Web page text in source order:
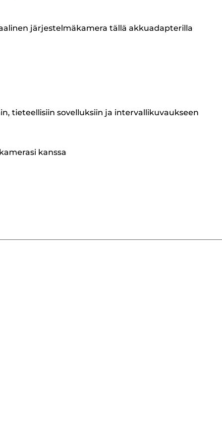
järjestelmäkamera tällä akkuadapterilla
tieteellisiin sovelluksiin ja intervallikuvaukseen
kanssa